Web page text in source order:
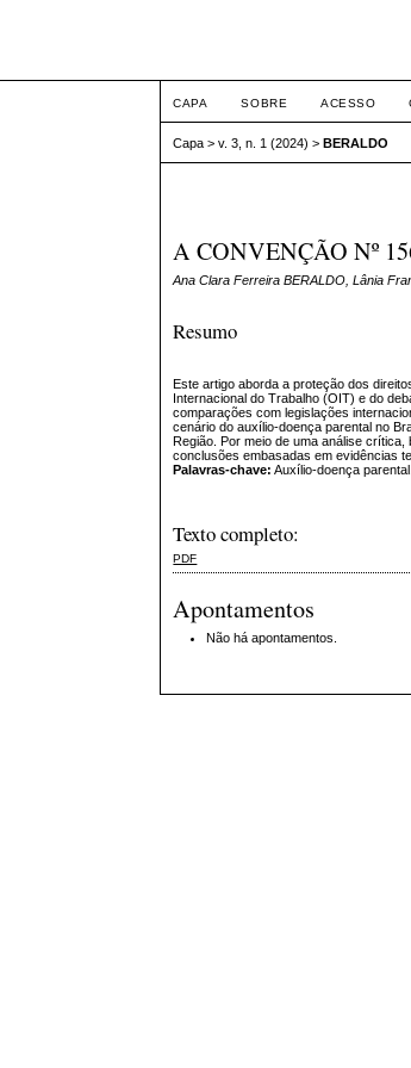
CAPA SOBRE ACESSO
Capa >v. 3, n. 1 (2024) >BERALDO
A CONVENÇÃO Nº
Ana Clara Ferreira BERALDO, Lânia
Resumo
Este artigo aborda a proteção dos
Internacional do Trabalho (OIT) e do
comparações com legislações
cenário do auxílio-doença parental no
Região. Por meio de uma análise
conclusões embasadas em evidências
Palavras-chave: Auxílio-doença
Texto completo:
PDF
Apontamentos
Não há apontamentos.